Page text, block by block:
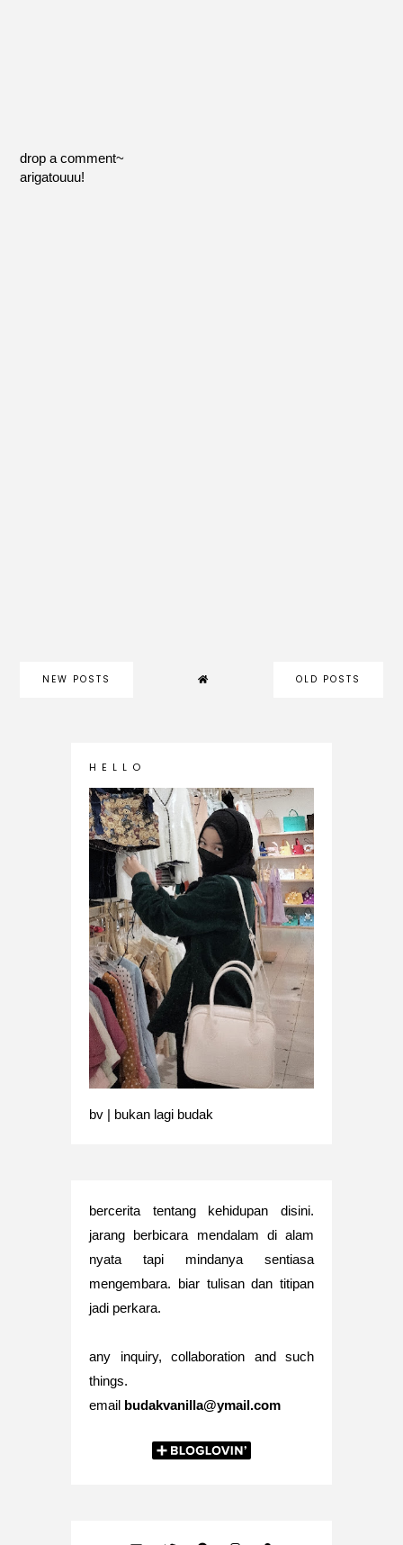
drop a comment~
arigatouuu!
NEW POSTS OLD POSTS
H E L L O
bv | bukan lagi budak
bercerita tentang kehidupan disini.
jarang berbicara mendalam di alam
nyata tapi mindanya sentiasa
mengembara. biar tulisan dan titipan
jadi perkara.
any inquiry, collaboration and such
things.
email budakvanilla@ymail.com